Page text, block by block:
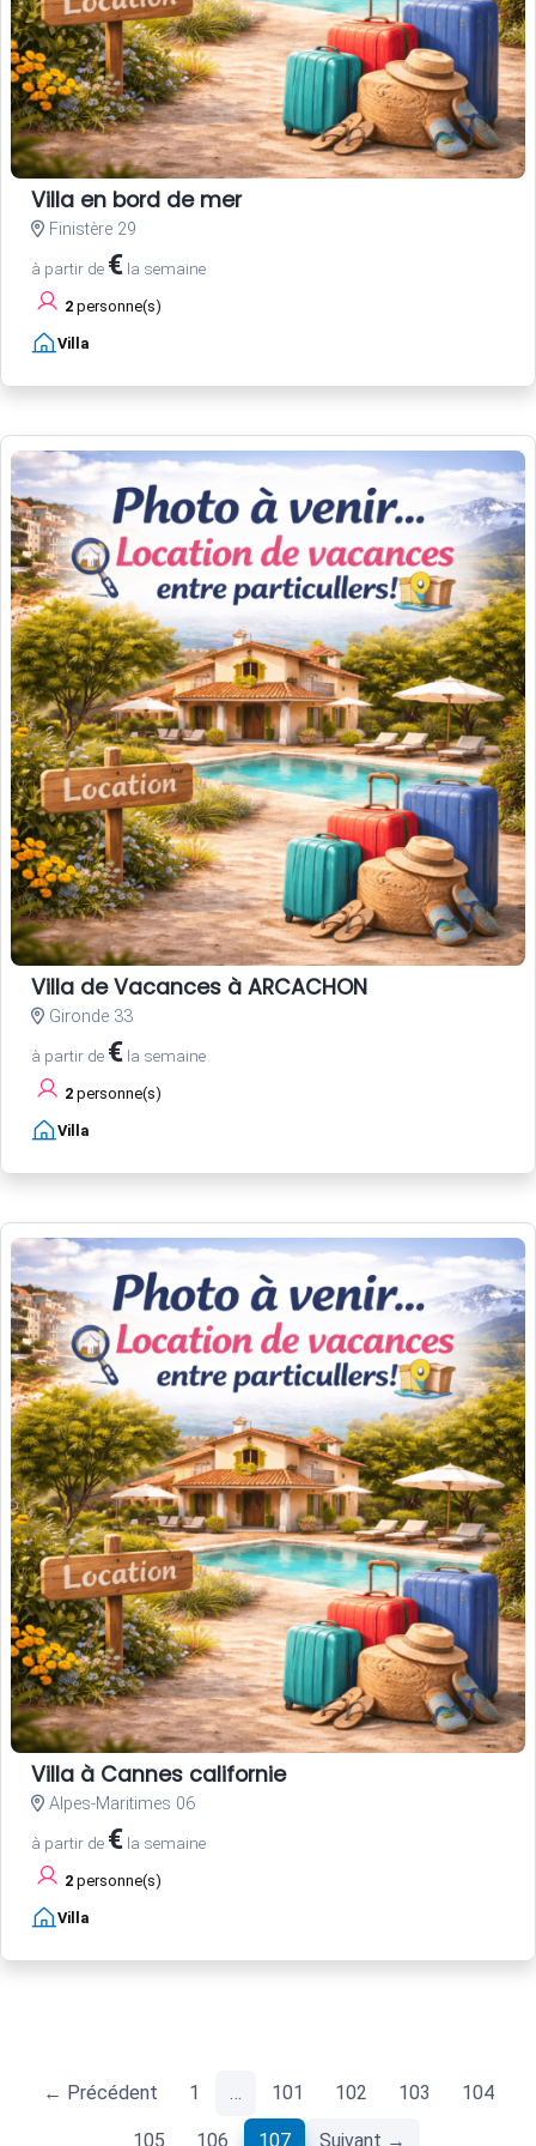
Villa en bord de mer
Finistère 29
à partir de € la semaine
2 personne(s)
Villa
Villa de Vacances à ARCACHON
Gironde 33
à partir de € la semaine
2 personne(s)
Villa
Villa à Cannes californie
Alpes-Maritimes 06
à partir de € la semaine
2 personne(s)
Villa
← Précédent 1 … 101 102 103 104
105 106 107(current)
Suivant →